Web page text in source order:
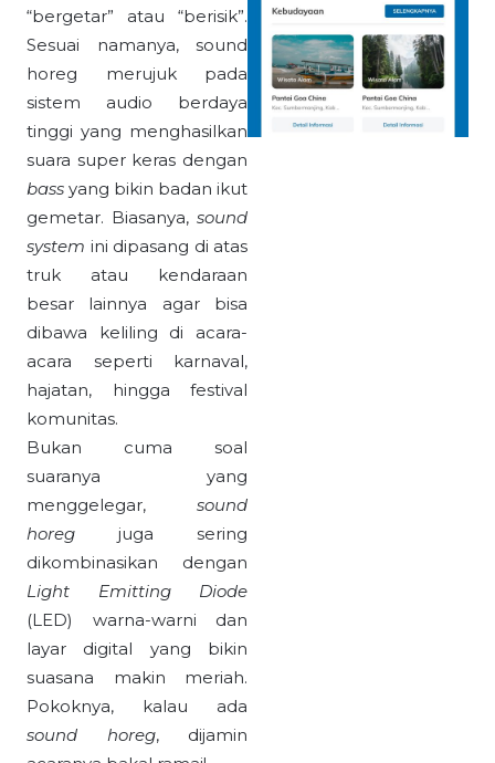
“bergetar” atau “berisik”.
Sesuai namanya, sound
horeg merujuk pada
sistem audio berdaya
tinggi yang menghasilkan
suara super keras dengan
bass yang bikin badan ikut
gemetar. Biasanya, sound
system ini dipasang di atas
truk atau kendaraan
besar lainnya agar bisa
dibawa keliling di acara-
acara seperti karnaval,
hajatan, hingga festival
komunitas.
Bukan cuma soal
suaranya yang
menggelegar, sound
horeg juga sering
dikombinasikan dengan
Light Emitting Diode
(LED) warna-warni dan
layar digital yang bikin
suasana makin meriah.
Pokoknya, kalau ada
sound horeg, dijamin